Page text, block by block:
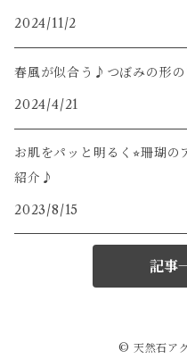
2024/11/2
春風が似合う♪つぼみの形の
2024/4/21
お肌をパッと明るく⭐︎珊瑚
紹介♪
2023/8/15
記事
© 天然石ア